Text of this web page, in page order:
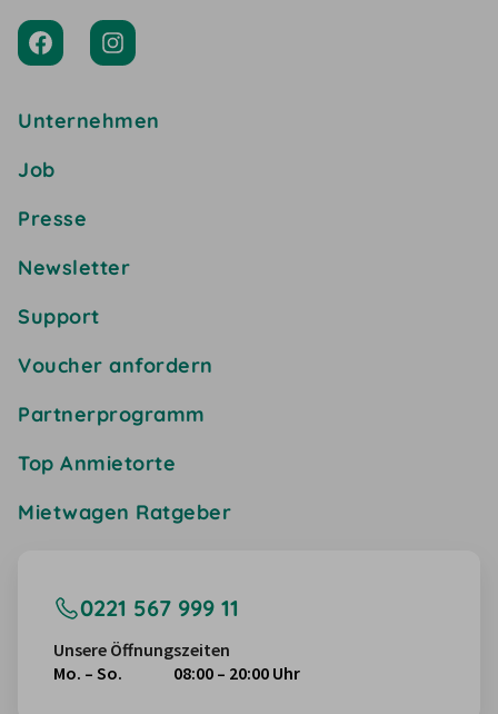
Unternehmen
Job
Presse
Newsletter
Support
Voucher anfordern
Partnerprogramm
Top Anmietorte
Mietwagen Ratgeber
0221 567 999 11
Unsere Öffnungszeiten
Mo. – So.
08:00 – 20:00 Uhr